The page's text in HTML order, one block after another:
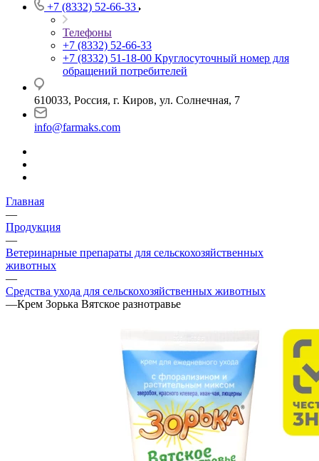
+7 (8332) 52-66-33
Телефоны
+7 (8332) 52-66-33
+7 (8332) 51-18-00 Круглосуточный номер для
обращений потребителей
610033, Россия, г. Киров, ул. Солнечная, 7
info@farmaks.com
Главная
—
Продукция
—
Ветеринарные препараты для сельскохозяйственных
животных
—
Средства ухода для сельскохозяйственных животных
—Крем Зорька Вятское разнотравье